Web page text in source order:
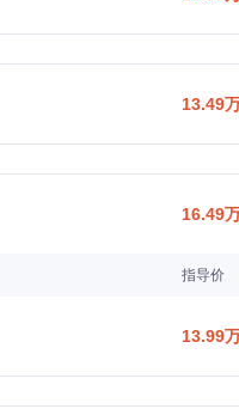
13.49
16.49
指导价
13.99